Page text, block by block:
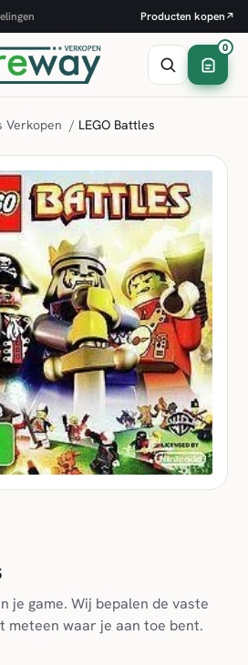
Producten kopen ↗
0
Verkopen / LEGO Battles
je game. Wij bepalen de vaste
meteen waar je aan toe bent.